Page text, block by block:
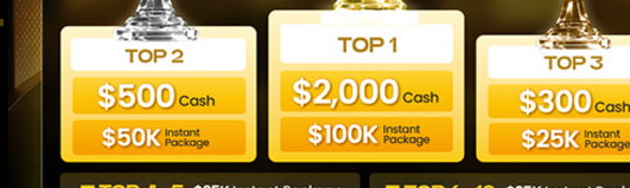
prop trading y
México
Last updated: 06/01/2026